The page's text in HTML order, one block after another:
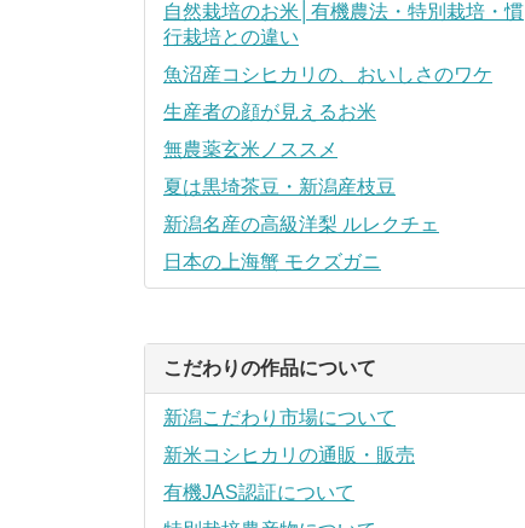
自然栽培のお米│有機農法・特別栽培・慣
行栽培との違い
魚沼産コシヒカリの、おいしさのワケ
生産者の顔が見えるお米
無農薬玄米ノススメ
夏は黒埼茶豆・新潟産枝豆
新潟名産の高級洋梨 ルレクチェ
日本の上海蟹 モクズガニ
こだわりの作品について
新潟こだわり市場について
新米コシヒカリの通販・販売
有機JAS認証について